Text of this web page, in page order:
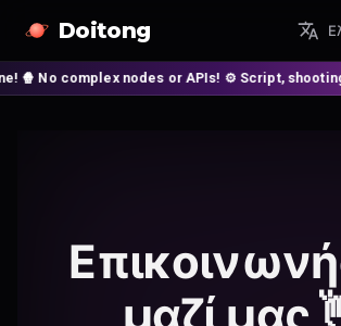
Doitong
nodes or APIs! ⚙️ Script, shooting on
μαζί μας